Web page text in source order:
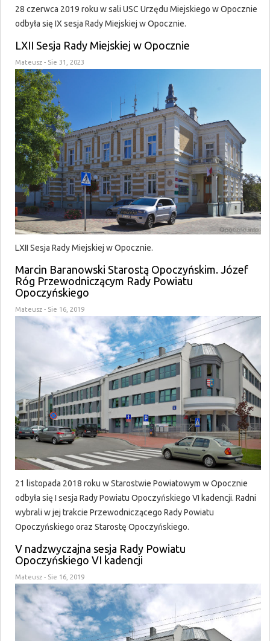
28 czerwca 2019 roku w sali USC Urzędu Miejskiego w Opocznie
odbyła się IX sesja Rady Miejskiej w Opocznie.
LXII Sesja Rady Miejskiej w Opocznie
Mateusz - Sie 31, 2023
LXII Sesja Rady Miejskiej w Opocznie.
Marcin Baranowski Starostą Opoczyńskim. Józef
Róg Przewodniczącym Rady Powiatu
Opoczyńskiego
Mateusz - Sie 16, 2019
21 listopada 2018 roku w Starostwie Powiatowym w Opocznie
odbyła się I sesja Rady Powiatu Opoczyńskiego VI kadencji. Radni
wybrali w jej trakcie Przewodniczącego Rady Powiatu
Opoczyńskiego oraz Starostę Opoczyńskiego.
V nadzwyczajna sesja Rady Powiatu
Opoczyńskiego VI kadencji
Mateusz - Sie 16, 2019